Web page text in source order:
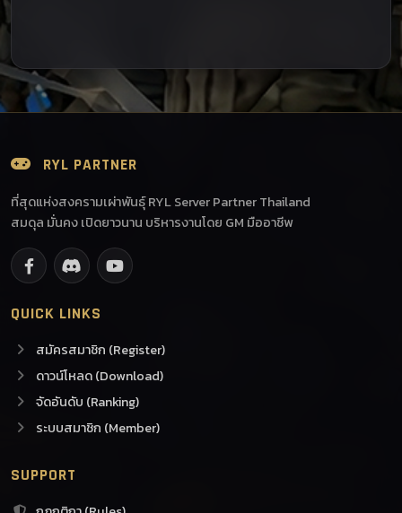
RYL PARTNER
ที่สุดแห่งสงครามเผ่าพันธุ์ RYL Server Partner Thailand
สมดุล มั่นคง เปิดยาวนาน บริหารงานโดย GM มืออาชีพ
QUICK LINKS
สมัครสมาชิก (Register)
ดาวน์โหลด (Download)
จัดอันดับ (Ranking)
ระบบสมาชิก (Member)
SUPPORT